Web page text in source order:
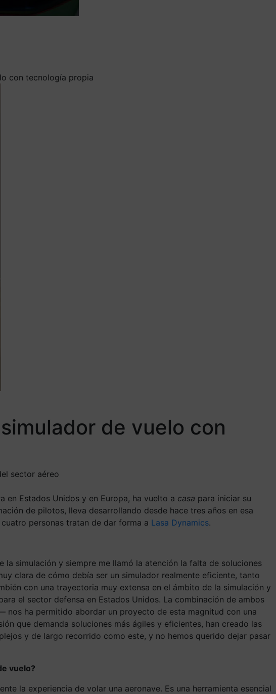
con tecnología propia
de vuelo con
sector aéreo
en Estados Unidos y en Europa, ha vuelto a casa para iniciar su
de pilotos, lleva desarrollando desde hace tres años en esa
personas tratan de dar forma a Lasa Dynamics.
la simulación y siempre me llamó la atención la falta de soluciones
clara de cómo debía ser un simulador realmente eficiente, tanto
con una trayectoria muy extensa en el ámbito de la simulación y
el sector defensa en Estados Unidos. La combinación de ambos
ha permitido abordar un proyecto de esta magnitud con una
que demanda soluciones más ágiles y eficientes, han creado las
y de largo recorrido como este, y no hemos querido dejar pasar
vuelo?
la experiencia de volar una aeronave. Es una herramienta esencial